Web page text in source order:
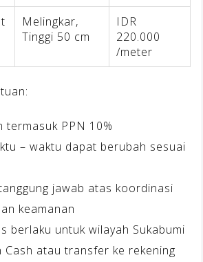
Melingkar,
Tinggi 50 cm
IDR
220.000
/meter
termasuk PPN 10%
– waktu dapat berubah sesuai
jawab atas koordinasi
keamanan
berlaku untuk wilayah Sukabumi
Cash atau transfer ke rekening